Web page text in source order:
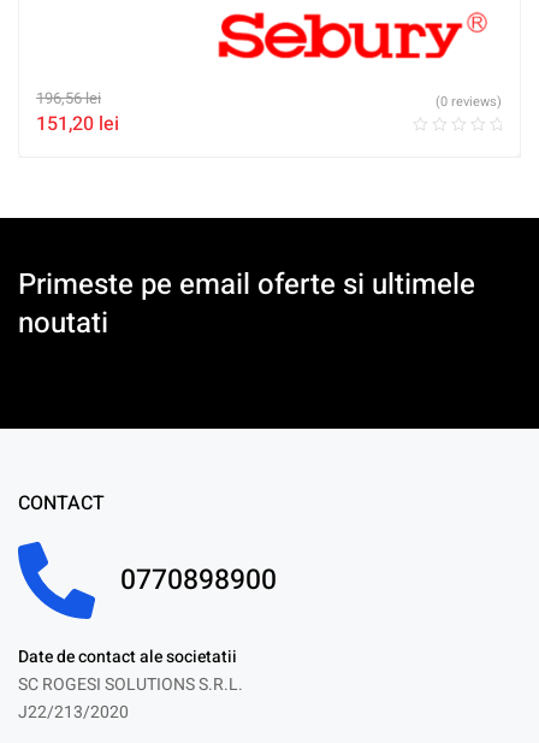
196,56lei
151,20 lei
(0 reviews)
Primeste pe email oferte si ultimele
noutati
CONTACT
0770898900
Date de contact ale societatii
SC ROGESI SOLUTIONS S.R.L.
J22/213/2020